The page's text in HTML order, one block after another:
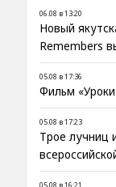
06.08 в 13:20
Новый
Remembers
05.08 в 17:36
Фильм
05.08 в 17:23
Трое лучниц